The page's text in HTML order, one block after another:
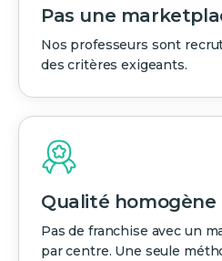
Pas une
Nos professeurs sont
des critères exigeants.
Qualité homogène
Pas de franchise avec un
par centre. Une seule